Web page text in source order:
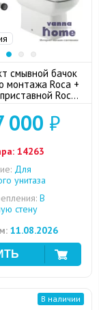
смывной бачок
монтажа Roca +
Roca
с сиденьем
+ кнопка смыва
(хром)
000 ₽
14263
Для
унитаза
В
стену
11.08.2026
В наличии